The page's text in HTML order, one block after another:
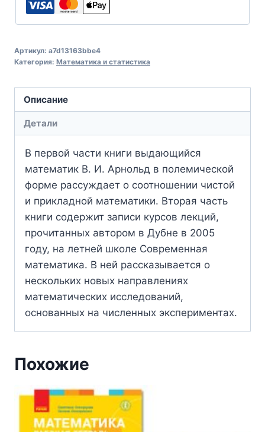
Артикул: a7d13163bbe4
Категория: Математика и статистика
Описание
Детали
В первой части книги выдающийся
математик В. И. Арнольд в полемической
форме рассуждает о соотношении чистой
и прикладной математики. Вторая часть
книги содержит записи курсов лекций,
прочитанных автором в Дубне в 2005
году, на летней школе Современная
математика. В ней рассказывается о
нескольких новых направлениях
математических исследований,
основанных на численных экспериментах.
Похожие